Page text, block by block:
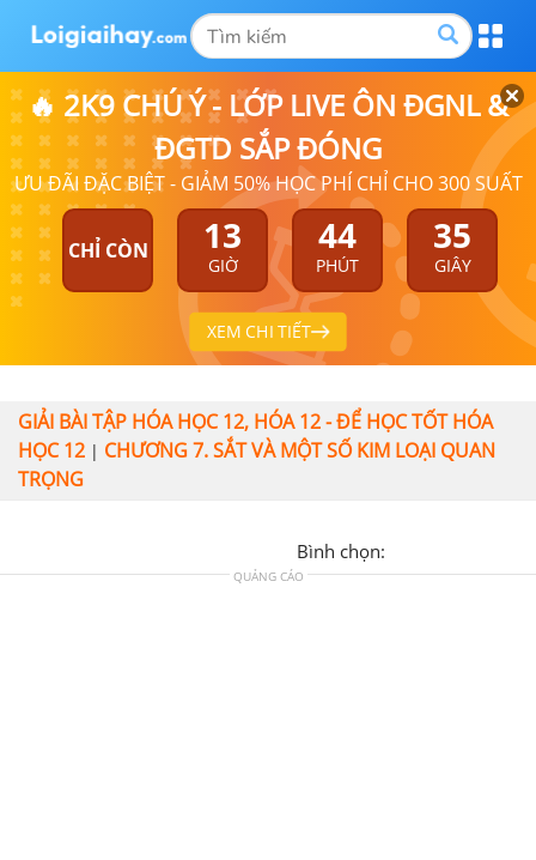
🔥 2K9 CHÚ Ý - LỚP LIVE ÔN ĐGNL &
ĐGTD SẮP ĐÓNG
ƯU ĐÃI ĐẶC BIỆT - GIẢM 50% HỌC PHÍ CHỈ CHO 300 SUẤT
CHỈ CÒN 13
GIỜ
44
PHÚT
34
GIÂY
XEM CHI TIẾT
GIẢI BÀI TẬP HÓA HỌC 12, HÓA 12 - ĐỂ HỌC TỐT HÓA
HỌC 12 | CHƯƠNG 7. SẮT VÀ MỘT SỐ KIM LOẠI QUAN
TRỌNG
Bình chọn:
QUẢNG CÁO